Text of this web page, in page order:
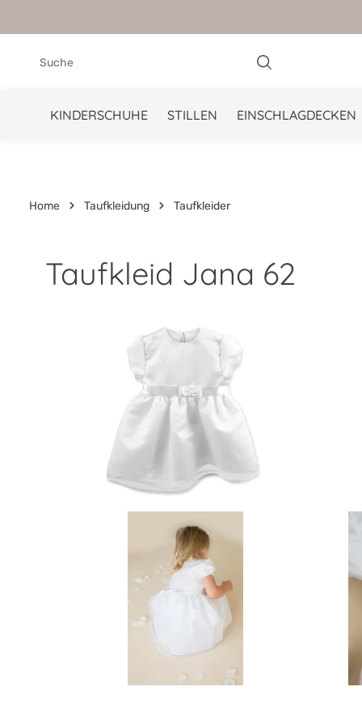
KINDERSCHUHE STILLEN EINSCHLAGDECKEN
Home Taufkleidung Taufkleider
Taufkleid Jana 62
Bildergalerie überspringen